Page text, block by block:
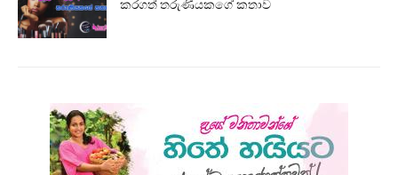
කරගත් තරුණියකගේ කතාව